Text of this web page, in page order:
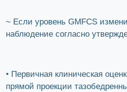
~ Если уровень GMFCS
наблюдение согласно
• Первичная клиническая
прямой проекции